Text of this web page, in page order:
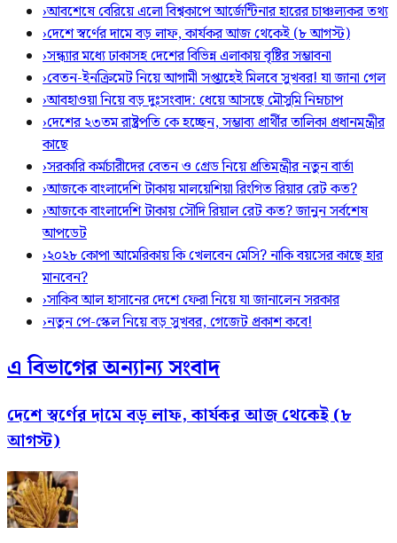
›আবশেষে বেরিয়ে এলো বিশ্বকাপে আর্জেন্টিনার হারের চাঞ্চল্যকর তথ্য
›দেশে স্বর্ণের দামে বড় লাফ, কার্যকর আজ থেকেই (৮ আগস্ট)
›সন্ধ্যার মধ্যে ঢাকাসহ দেশের বিভিন্ন এলাকায় বৃষ্টির সম্ভাবনা
›বেতন-ইনক্রিমেট নিয়ে আগামী সপ্তাহেই মিলবে সুখবর! যা জানা গেল
›আবহাওয়া নিয়ে বড় দুঃসংবাদ: ধেয়ে আসছে মৌসুমি নিম্নচাপ
›দেশের ২৩তম রাষ্ট্রপতি কে হচ্ছেন, সম্ভাব্য প্রার্থীর তালিকা প্রধানমন্ত্রীর
কাছে
›সরকারি কর্মচারীদের বেতন ও গ্রেড নিয়ে প্রতিমন্ত্রীর নতুন বার্তা
›আজকে বাংলাদেশি টাকায় মালয়েশিয়া রিংগিত রিয়ার রেট কত?
›আজকে বাংলাদেশি টাকায় সৌদি রিয়াল রেট কত? জানুন সর্বশেষ
আপডেট
›২০২৮ কোপা আমেরিকায় কি খেলবেন মেসি? নাকি বয়সের কাছে হার
মানবেন?
›সাকিব আল হাসানের দেশে ফেরা নিয়ে যা জানালেন সরকার
›নতুন পে-স্কেল নিয়ে বড় সুখবর, গেজেট প্রকাশ কবে!
এ বিভাগের অন্যান্য সংবাদ
দেশে স্বর্ণের দামে বড় লাফ, কার্যকর আজ থেকেই (৮
আগস্ট)